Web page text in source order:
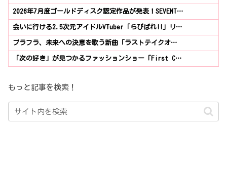
2026年7月度ゴールドディスク認定作品が発表！SEVENT…
会いに行ける2.5次元アイドルVTuber「らびぱれ!!」リ…
ブラフラ、未来への決意を歌う新曲「ラストテイクオ…
「次の好き」が見つかるファッションショー「First C…
もっと記事を検索！